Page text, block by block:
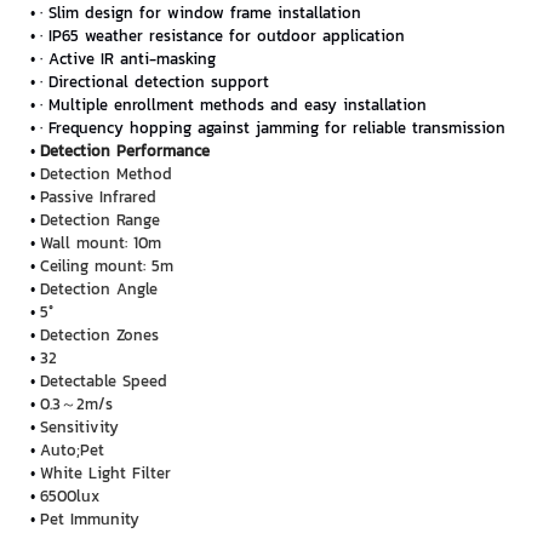
· Slim design for window frame installation
· IP65 weather resistance for outdoor application
· Active IR anti-masking
· Directional detection support
· Multiple enrollment methods and easy installation
· Frequency hopping against jamming for reliable transmission
Detection Performance
Detection Method
Passive Infrared
Detection Range
Wall mount: 10m
Ceiling mount: 5m
Detection Angle
5°
Detection Zones
32
Detectable Speed
0.3～2m/s
Sensitivity
Auto;Pet
White Light Filter
6500lux
Pet Immunity